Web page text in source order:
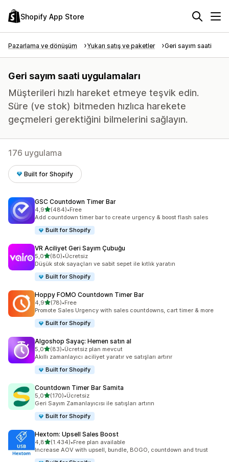
Shopify App Store
Pazarlama ve dönüşüm Yukarı satış ve paketler Geri sayım saati
Geri sayım saati uygulamaları
Müşterileri hızlı hareket etmeye teşvik edin.
Süre (ve stok) bitmeden hızlıca harekete
geçmeleri gerektiğini bilmelerini sağlayın.
176 uygulama
Built for Shopify
GSC Countdown Timer Bar
4,95 yıldız üzerinden
(484)
toplam 484 değerlendirme
•Free
Add countdown timer bar to create urgency & boost flash sales
Built for Shopify
VR Aciliyet Geri Sayım Çubuğu
5,05 yıldız üzerinden
(80)
toplam 80 değerlendirme
•Ücretsiz
Düşük stok sayaçları ve sabit sepet ile kıtlık yaratın
Built for Shopify
Hoppy FOMO Countdown Timer Bar
4,95 yıldız üzerinden
(78)
toplam 78 değerlendirme
•Free
Promote Sales Urgency with sales countdowns, cart timer & more
Built for Shopify
Algoshop Sayaç: Hemen satın al
5,05 yıldız üzerinden
(83)
toplam 83 değerlendirme
•Ücretsiz plan mevcut
Akıllı zamanlayıcı aciliyet yaratır ve satışları artırır
Built for Shopify
Countdown Timer Bar Samita
5,05 yıldız üzerinden
(170)
toplam 170 değerlendirme
•Ücretsiz
Geri Sayım Zamanlayıcısı ile satışları artırın
Built for Shopify
Hextom: Upsell Sales Boost
4,85 yıldız üzerinden
(1.434)
toplam 1434 değerlendirme
•Free plan available
Increase AOV with upsell, bundle, BOGO, countdown and trust